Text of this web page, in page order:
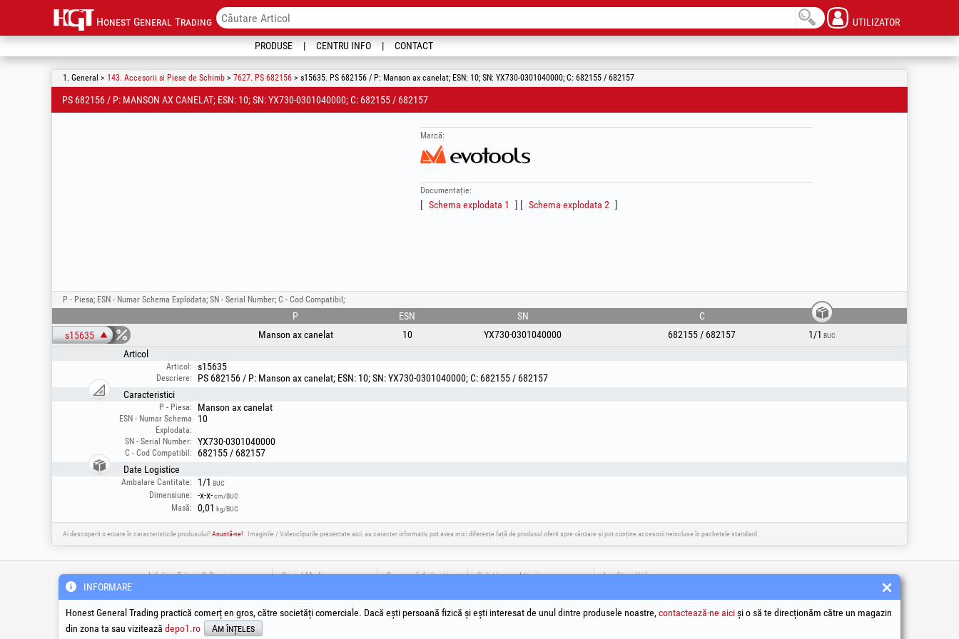
Honest General Trading UTILIZATOR
PRODUSE CENTRU INFO CONTACT
1. General > 143. Accesorii si Piese de Schimb > 7627. PS 682156 > s15635. PS 682156 / P: Manson ax canelat; ESN: 10; SN: YX730-0301040000; C: 682155 / 682157
PS 682156 / P: MANSON AX CANELAT; ESN: 10; SN: YX730-0301040000; C: 682155 / 682157
Marcă:
Documentație:
Schema explodata 1 Schema explodata 2
P - Piesa; ESN - Numar Schema Explodata; SN - Serial Number; C - Cod Compatibil;
P ESN SN
C
s15635
Manson ax canelat 10 YX730-0301040000 682155 / 682157 1/1 BUC
Articol
Articol: s15635
Descriere:
PS 682156 / P: Manson ax canelat; ESN: 10; SN: YX730-0301040000; C: 682155 / 682157
Caracteristici
P - Piesa: Manson ax canelat
ESN - Numar Schema
Explodata:
10
SN - Serial Number: YX730-0301040000
C - Cod Compatibil:
682155 / 682157
Date Logistice
Ambalare Cantitate: 1/1 BUC
Dimensiune: -x-x-cm/BUC
Masă: 0,01 kg/BUC
Ai descoperit o eroare în caracteristicile produsului?Anuntă-ne! Imaginile / Videoclipurile prezentate aici, au caracter informativ, pot avea mici diferențe față de produsul oferit spre vânzare și pot conține accesorii neincluse în pachetele standard.
Infoline Tehnic & Service
suport@honest.ro
0800-008-008
Apel Gratuit din Romania
Luni - Vineri | 08:00 - 17:30
Social Media Descarcă Aplicația Soluționare Litigii
Legături Utile
Politică de utilizare Cookie-uri
INFORMARE
Honest General Trading practică comerț en gros, către societăți comerciale. Dacă ești persoană fizică și ești interesat de unul dintre produsele noastre, contactează-ne aiciși o să te direcționăm către un magazin
din zona ta sau vizitează depo1.ro Am înțeles